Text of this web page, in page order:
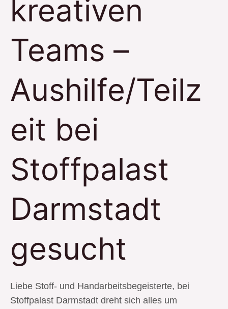
kreativen
Teams –
Aushilfe/Teilz
eit bei
Stoffpalast
Darmstadt
gesucht
Liebe Stoff- und Handarbeitsbegeisterte, bei
Stoffpalast Darmstadt dreht sich alles um